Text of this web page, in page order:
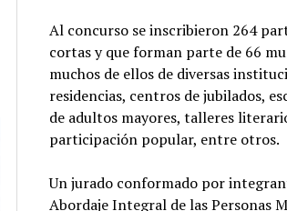
Al concurso se inscribieron 264
cortas y que forman parte de 66
muchos de ellos de diversas
residencias, centros de jubilados,
de adultos mayores, talleres
participación popular, entre otros.
Un jurado conformado por
Abordaje Integral de las Personas